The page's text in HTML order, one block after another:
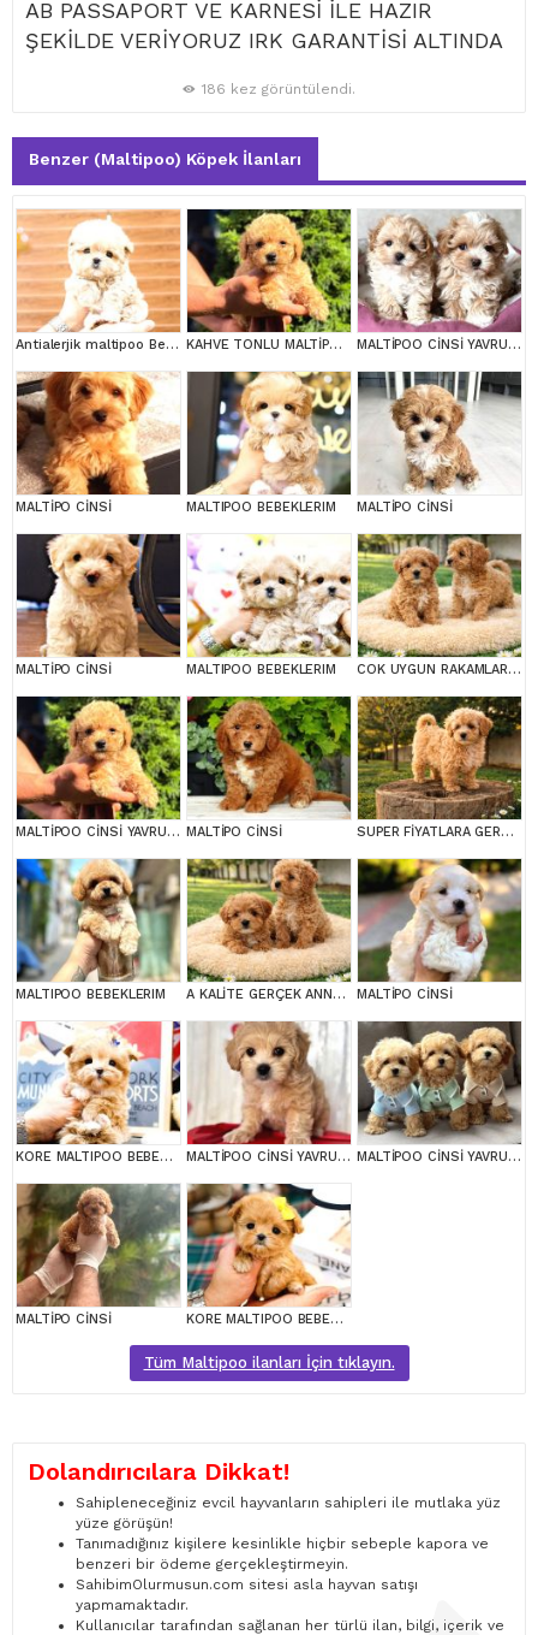
AB PASSAPORT VE KARNESİ İLE HAZIR
ŞEKİLDE VERİYORUZ IRK GARANTİSİ ALTINDA
186 kez görüntülendi.
Benzer (Maltipoo) Köpek İlanları
Antialerjik maltipoo Bebeklerim KAHVE TONLU MALTİPOO CİNSİ YAVRULAR MALTİPOO CİNSİ YAVRULAR EV ÜRETİMİ
MALTİPO CİNSİ MALTIPOO BEBEKLERIM MALTİPO CİNSİ
MALTİPO CİNSİ MALTIPOO BEBEKLERIM COK UYGUN RAKAMLARA GERÇEK MALTİPOO YAVRULAR
MALTİPOO CİNSİ YAVRULAR EV ÜRETİMİ MALTİPO CİNSİ SUPER FİYATLARA GERÇEK MALTİPOO YAVRULAR
MALTIPOO BEBEKLERIM A KALİTE GERÇEK ANNE BABA MALTİPOO YAVRULAR MALTİPO CİNSİ
KORE MALTIPOO BEBEKLERIM MALTİPOO CİNSİ YAVRULAR EV ÜRETİMİ MALTİPOO CİNSİ YAVRULAR EV ÜRETİMİ
MALTİPO CİNSİ KORE MALTIPOO BEBEKLERIM
Tüm Maltipoo ilanları İçin tıklayın.
Dolandırıcılara Dikkat!
Sahipleneceğiniz evcil hayvanların sahipleri ile mutlaka yüz
yüze görüşün!
Tanımadığınız kişilere kesinlikle hiçbir sebeple kapora ve
benzeri bir ödeme gerçekleştirmeyin.
SahibimOlurmusun.com sitesi asla hayvan satışı
yapmamaktadır.
Kullanıcılar tarafından sağlanan her türlü ilan, bilgi, içerik ve